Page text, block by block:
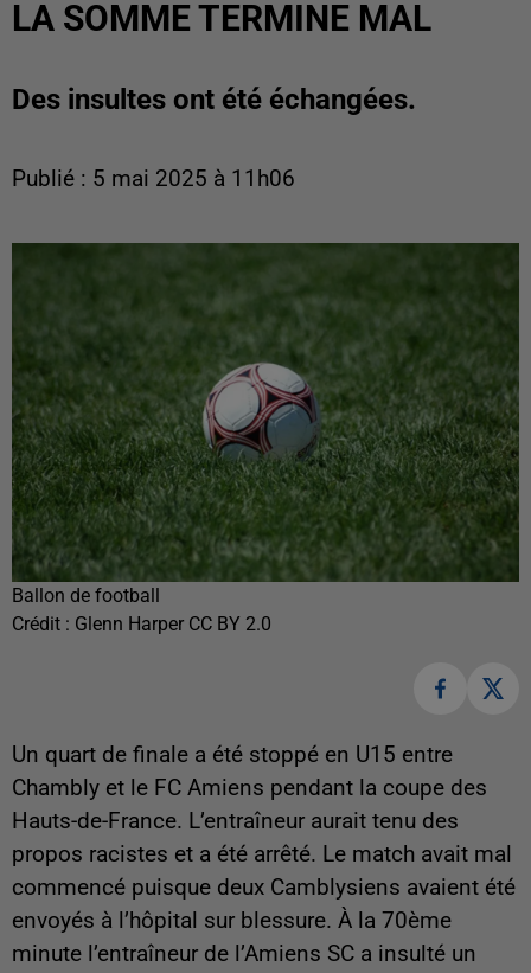
LA SOMME TERMINE MAL
Des insultes ont été échangées.
Publié : 5 mai 2025 à 11h06
Ballon de football
Crédit : Glenn Harper CC BY 2.0
Un quart de finale a été stoppé en U15 entre
Chambly et le FC Amiens pendant la coupe des
Hauts-de-France. L’entraîneur aurait tenu des
propos racistes et a été arrêté. Le match avait mal
commencé puisque deux Camblysiens avaient été
envoyés à l’hôpital sur blessure. À la 70ème
minute l’entraîneur de l’Amiens SC a insulté un